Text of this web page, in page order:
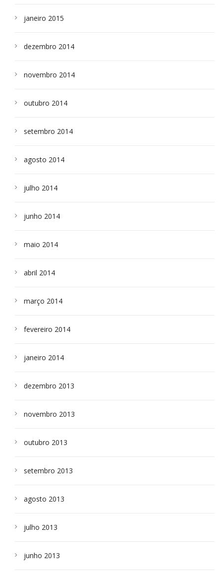
janeiro 2015
dezembro 2014
novembro 2014
outubro 2014
setembro 2014
agosto 2014
julho 2014
junho 2014
maio 2014
abril 2014
março 2014
fevereiro 2014
janeiro 2014
dezembro 2013
novembro 2013
outubro 2013
setembro 2013
agosto 2013
julho 2013
junho 2013